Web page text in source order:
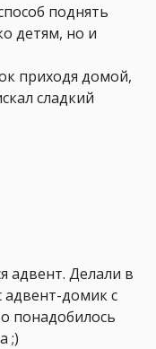
поднять
детям, но и
приходя домой,
сладкий
адвент. Делали в
адвент-домик с
понадобилось
;)